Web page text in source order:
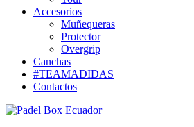
Accesorios
Muñequeras
Protector
Overgrip
Canchas
#TEAMADIDAS
Contactos